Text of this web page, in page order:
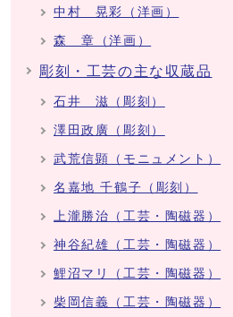
中村 晃彩（洋画）
森 章（洋画）
彫刻・工芸の主な収蔵品
石井 滋（彫刻）
澤田政廣（彫刻）
武荒信顕（モニュメント）
名嘉地 千鶴子（彫刻）
上瀧勝治（工芸・陶磁器）
神谷紀雄（工芸・陶磁器）
鯉沼マリ（工芸・陶磁器）
柴岡信義（工芸・陶磁器）